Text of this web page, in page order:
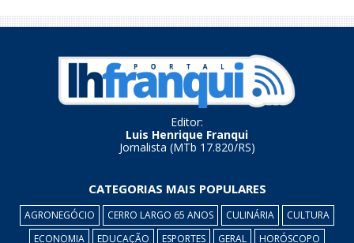
Editor:
Luis Henrique Franqui
Jornalista (MTb 17.820/RS)
CATEGORIAS MAIS POPULARES
AGRONEGÓCIO CERRO LARGO 65 ANOS CULINÁRIA
CULTURA
ECONOMIA
EDUCAÇÃO ESPORTES GERAL HORÓSCOPO